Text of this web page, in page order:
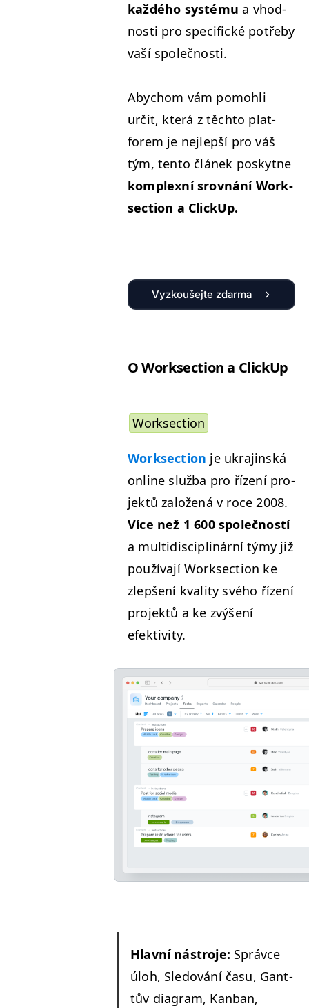
každého sys­té­mua vhod­
nos­ti pro speci­fické potře­by
vaší společnosti.
Aby­chom vám pomohli
určit, která z těch­to plat­
forem je nejlepší pro váš
tým, ten­to článek poskytne
kom­plexní srovnání Work­
sec­tion a ClickUp.
Vyzkoušejte zdarma
O Work­sec­tion a ClickUp
Work­sec­tion
Work­sec­tion je ukra­jin­ská
online služ­ba pro řízení pro­
jek­tů založená v roce 2008.
Více než 1 600 společnos­tí
a mul­ti­dis­ci­plinární týmy již
použí­va­jí Work­sec­tion ke
zlepšení kval­i­ty svého řízení
pro­jek­tů a ke zvýšení
efektivity.
Hlavní nástro­je: Správce
úloh, Sle­dování času, Gant­
tův dia­gram, Kan­ban,